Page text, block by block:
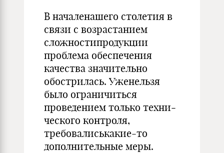
В началенашего столетия в
связи с возрастанием
cложностипродукции
проблема обеспечения
качества значительно
обостри­лась. Уженельзя
было ограничиться
проведением только техни­
ческого контроля,
требовалиськакие-то
дополнительные меры.